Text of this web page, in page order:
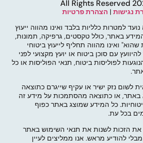
נגישות | הצהרת פרטיות
למטרות כלליות בלבד ואינו מהווה ייעוץ
באתר, כולל טקסטים, גרפיקה, תמונות,
ואינו מהווה תחליף לייעוץ ביטוחי
עם סוכן ביטוח או יועץ מקצועי לפני
לפוליסות ביטוח, תנאי הפוליסות או כל
לשום נזק ישיר או עקיף שייגרם כתוצאה
או כתוצאה מהסתמכות על מידע זה
כל המידע שמוצג באתר כפוף
בכל עת.
הזכות לשנות את תנאי השימוש באתר
להודיע מראש. אנו ממליצים לעיין